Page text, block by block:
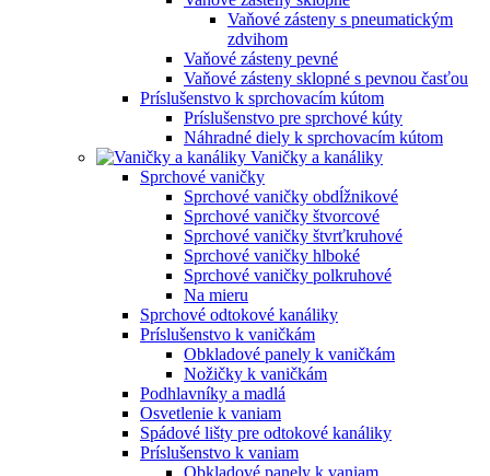
Vaňové zásteny s pneumatickým
zdvihom
Vaňové zásteny pevné
Vaňové zásteny sklopné s pevnou časťou
Príslušenstvo k sprchovacím kútom
Príslušenstvo pre sprchové kúty
Náhradné diely k sprchovacím kútom
Vaničky a kanáliky
Sprchové vaničky
Sprchové vaničky obdĺžnikové
Sprchové vaničky štvorcové
Sprchové vaničky štvrťkruhové
Sprchové vaničky hlboké
Sprchové vaničky polkruhové
Na mieru
Sprchové odtokové kanáliky
Príslušenstvo k vaničkám
Obkladové panely k vaničkám
Nožičky k vaničkám
Podhlavníky a madlá
Osvetlenie k vaniam
Spádové lišty pre odtokové kanáliky
Príslušenstvo k vaniam
Obkladové panely k vaniam